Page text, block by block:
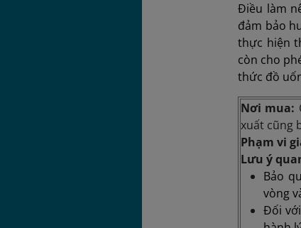
Điều làm
đảm bảo
thực hiện
còn cho
thức đồ
Nơi mua:
xuất cũng
Phạm vi
Lưu ý
Bảo
vòng
Đối